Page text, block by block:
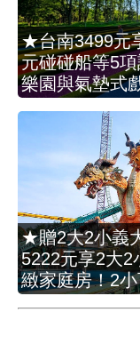
★台南3499元
元碰碰船等5
樂園與氣墊式
★贈2大2小義
5222元享2大2
緻家庭房！2